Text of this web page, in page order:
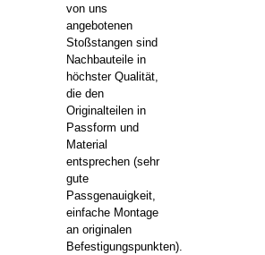
von uns
angebotenen
Stoßstangen sind
Nachbauteile in
höchster Qualität,
die den
Originalteilen in
Passform und
Material
entsprechen (sehr
gute
Passgenauigkeit,
einfache Montage
an originalen
Befestigungspunkten).